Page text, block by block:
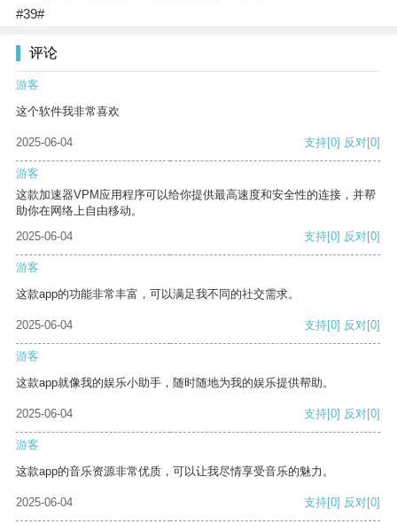
#39#
评论
游客
这个软件我非常喜欢
2025-06-04 支持[0] 反对[0]
游客
这款加速器VPM应用程序可以给你提供最高速度和安全性的连接，并帮
助你在网络上自由移动。
2025-06-04
支持[0] 反对[0]
游客
这款app的功能非常丰富，可以满足我不同的社交需求。
2025-06-04 支持[0] 反对[0]
游客
这款app就像我的娱乐小助手，随时随地为我的娱乐提供帮助。
2025-06-04 支持[0] 反对[0]
游客
这款app的音乐资源非常优质，可以让我尽情享受音乐的魅力。
2025-06-04 支持[0] 反对[0]